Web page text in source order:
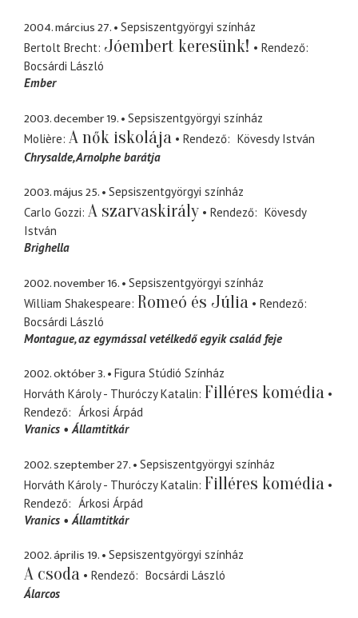
2004. március 27.
Sepsiszentgyörgyi színház
Bertolt Brecht Jóembert keresünk!
Rendező
Bocsárdi László
Ember
2003. december 19.
Sepsiszentgyörgyi színház
Molière A nők iskolája Rendező
Kövesdy István
Chrysalde Arnolphe barátja
2003. május 25.
Sepsiszentgyörgyi színház
Carlo Gozzi A szarvaskirály Rendező
Kövesdy
István
Brighella
2002. november 16.
Sepsiszentgyörgyi színház
William Shakespeare Romeó és Júlia
Rendező
Bocsárdi László
Montague az egymással vetélkedő egyik család feje
2002. október 3.
Figura Stúdió Színház
Horváth Károly - Thuróczy Katalin Filléres komédia
Rendező
Árkosi Árpád
Vranics
Államtitkár
2002. szeptember 27.
Sepsiszentgyörgyi színház
Horváth Károly - Thuróczy Katalin Filléres komédia
Rendező
Árkosi Árpád
Vranics
Államtitkár
2002. április 19. Sepsiszentgyörgyi színház
A csoda Rendező
Bocsárdi László
Álarcos